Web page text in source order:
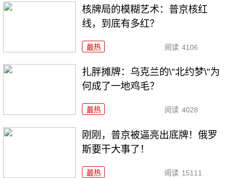
核牌局的模糊艺术：普京核红
线，到底有多红？
最热 阅读 4106
扎胖摊牌：乌克兰的\"北约梦\"为
何成了一地鸡毛？
最热 阅读 4028
刚刚，普京被逼亮出底牌！俄罗
斯要干大事了！
最热 阅读 15111